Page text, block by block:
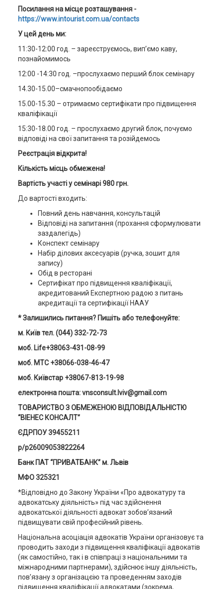
Посилання на місце розташування -
https://www.intourist.com.ua/contacts
У цей день ми:
11:30-12:00 год. – зареєструємось, вип’ємо каву,
познайомимось
12:00 -14:30 год. –прослухаємо перший блок семінару
14.30-15.00–смачнопообідаємо
15.00-15.30 – отримаємо сертифікати про підвищення
кваліфікації
15:30-18.00 год. – прослухаємо другий блок, почуємо
відповіді на свої запитання та розійдемось
Реєстрація відкрита!
Кількість місць обмежена!
Вартість участі у семінарі 980 грн.
До вартості входить:
Повний день навчання, консультацій
Відповіді на запитання (прохання сформулювати
заздалегідь)
Конспект семінару
Набір ділових аксесуарів (ручка, зошит для
запису)
Обід в ресторані
Сертифікат про підвищення кваліфікації,
акредитований Експертною радою з питань
акредитації та сертифікації НААУ
* Залишились питання? Пишіть або телефонуйте:
м. Київ тел. (044) 332-72-73
моб. Life+38063-431-08-99
моб. MTC +38066-038-46-47
моб. Київстар +38067-813-19-98
електронна пошта: vnsconsult.lviv@gmail.com
ТОВАРИСТВО З ОБМЕЖЕНОЮ ВІДПОВІДАЛЬНІСТЮ
“ВІЕНЕС КОНСАЛТ”
ЄДРПОУ 39455211
р/р26009053822264
Банк ПАТ “ПРИВАТБАНК” м. Львів
МФО 325321
*Відповідно до Закону України «Про адвокатуру та
адвокатську діяльність» під час здійснення
адвокатської діяльності адвокат зобов’язаний
підвищувати свій професійний рівень.
Національна асоціація адвокатів України організовує та
проводить заходи з підвищення кваліфікації адвокатів
(як самостійно, так і в співпраці з національними та
міжнародними партнерами), здійснює іншу діяльність,
пов’язану з організацєію та проведенням заходів
підвищення кваліфікації адвокатами (зокрема,